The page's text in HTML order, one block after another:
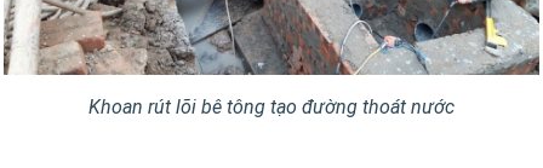
Khoan rút lõi bê tông tạo đường thoát nước